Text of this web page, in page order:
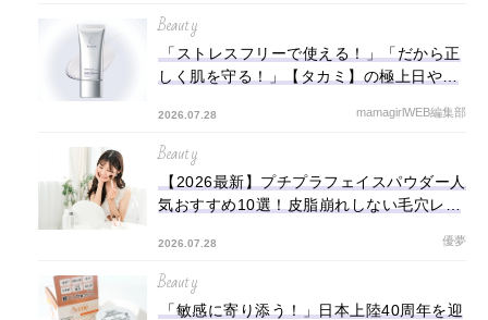
Beauty
「ストレスフリーで使える！」「だから正
しく肌を守る！」【タカミ】の極上日やけ
2026.07.28 mamagirlWEB編集部
Beauty
【2026最新】プチプラフェイスパウダー人
気おすすめ10選！皮脂崩れしない毛穴レス
2026.07.28 優夢
Beauty
「敏感に寄り添う！」日本上陸40周年を迎